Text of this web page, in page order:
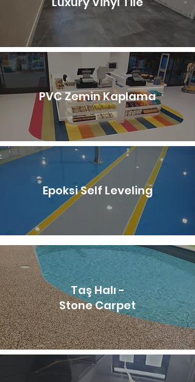
PVC Zemin Kaplama
Epoksi Self Leveling
Taş Halı -
Stone Carpet